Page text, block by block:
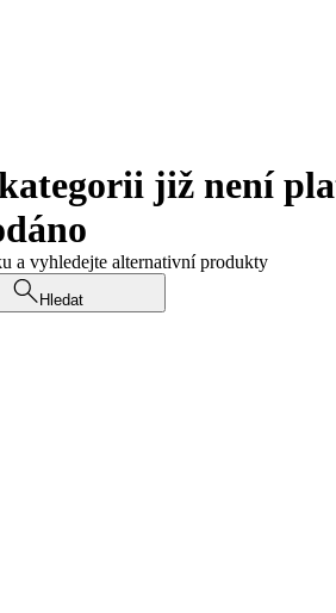
již není
a vyhledejte alternativní produkty
Hledat